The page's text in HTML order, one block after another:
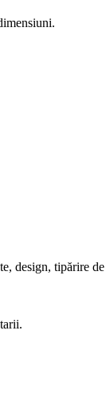
design, tipărire